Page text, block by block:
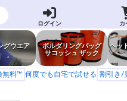
ログイン カ
グウエア
ボルダリングバッグ
サコッシュ ザック
ヘッ
無料™ 何度でも自宅で試せる 割引き/